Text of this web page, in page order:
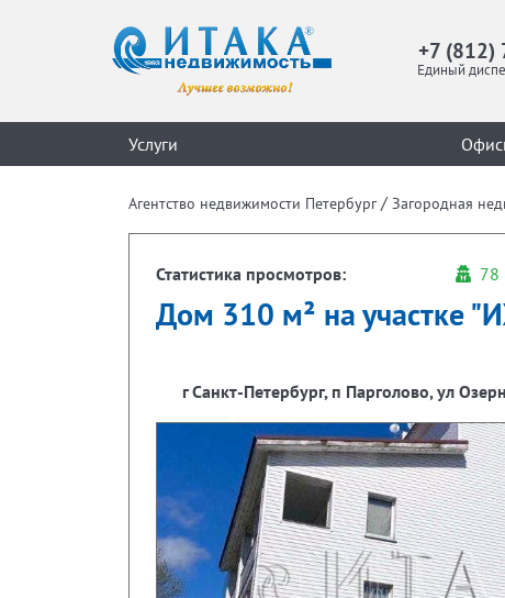
+7 (812)
Единый
Услуги
Агентство недвижимости Петербург / Загородная
Статистика просмотров: 78
Дом 310 м² на участке
г Санкт-Петербург, п Парголово, ул